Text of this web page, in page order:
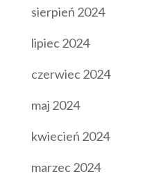
sierpień 2024
lipiec 2024
czerwiec 2024
maj 2024
kwiecień 2024
marzec 2024